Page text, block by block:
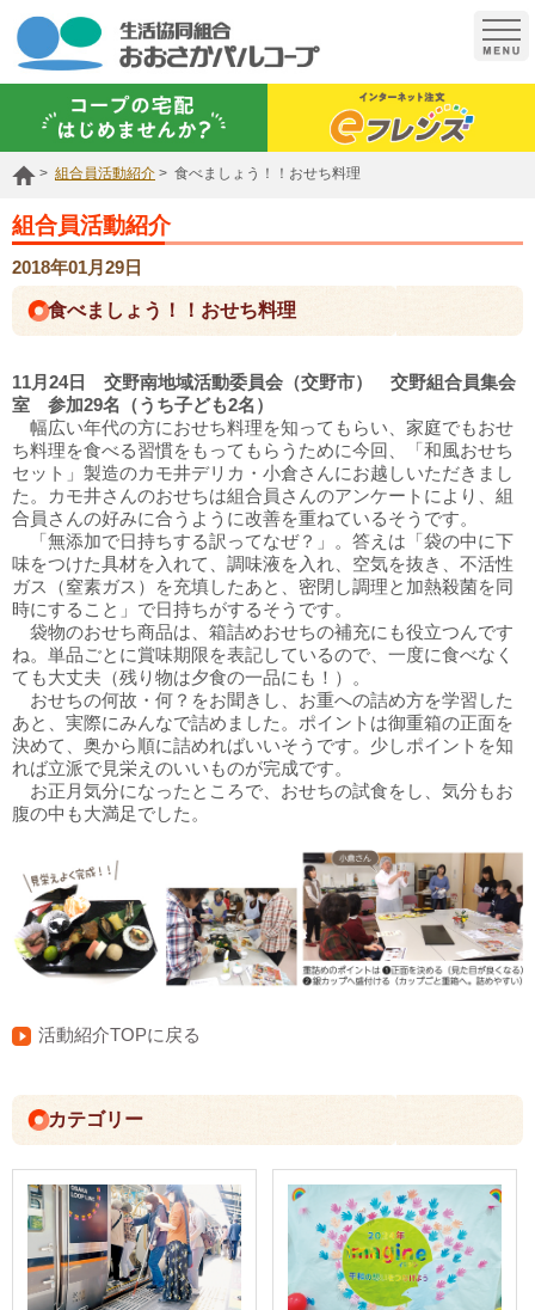
t
o
g
組合員活動紹介 食べましょう！！おせち料理
組合員活動紹介
2018年01月29日
食べましょう！！おせち料理
11月24日 交野南地域活動委員会（交野市） 交野組合員集会
室 参加29名（うち子ども2名）
幅広い年代の方におせち料理を知ってもらい、家庭でもおせ
ち料理を食べる習慣をもってもらうために今回、「和風おせち
セット」製造のカモ井デリカ・小倉さんにお越しいただきまし
た。カモ井さんのおせちは組合員さんのアンケートにより、組
合員さんの好みに合うように改善を重ねているそうです。
「無添加で日持ちする訳ってなぜ？」。答えは「袋の中に下
味をつけた具材を入れて、調味液を入れ、空気を抜き、不活性
ガス（窒素ガス）を充填したあと、密閉し調理と加熱殺菌を同
時にすること」で日持ちがするそうです。
袋物のおせち商品は、箱詰めおせちの補充にも役立つんです
ね。単品ごとに賞味期限を表記しているので、一度に食べなく
ても大丈夫（残り物は夕食の一品にも！）。
おせちの何故・何？をお聞きし、お重への詰め方を学習した
あと、実際にみんなで詰めました。ポイントは御重箱の正面を
決めて、奥から順に詰めればいいそうです。少しポイントを知
れば立派で見栄えのいいものが完成です。
お正月気分になったところで、おせちの試食をし、気分もお
腹の中も大満足でした。
活動紹介TOPに戻る
カテゴリー